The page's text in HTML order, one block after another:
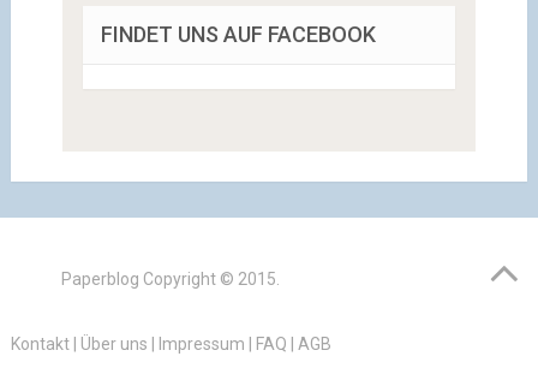
FINDET UNS AUF FACEBOOK
Paperblog Copyright © 2015.
Kontakt| Über uns Impressum FAQ AGB